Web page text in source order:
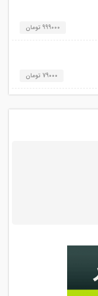
999000 تومان
79000 تومان